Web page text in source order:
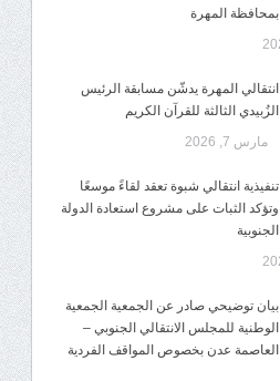
بمحافظة المهرة
انتقالي المهرة يدشّن مسابقة الرئيس
الزُبيدي الثالثة للقرآن الكريم
مارس 7, 2026
تنفيذية انتقالي شبوة تعقد لقاءً موسعًا
وتؤكد الثبات على مشروع استعادة الدولة
الجنوبية
بيان توضيحي صادر عن الجمعية الجمعية
الوطنية للمجلس الانتقالي الجنوبي –
العاصمة عدن بخصوص المواقف الفردية